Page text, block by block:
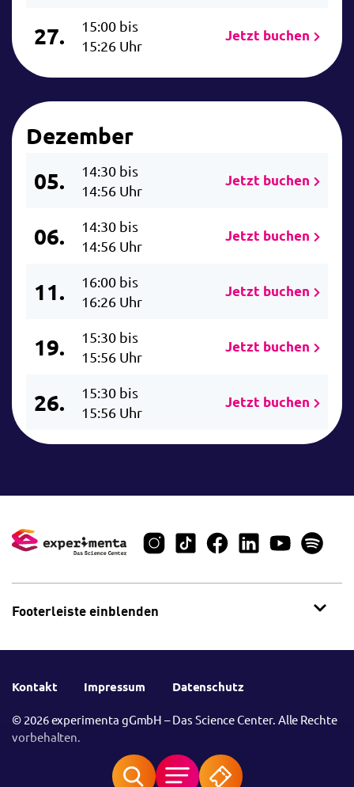
27.
15:00 bis
15:26 Uhr
Jetzt buchen
Dezember
05.
14:30 bis
14:56 Uhr
Jetzt buchen
06.
14:30 bis
14:56 Uhr
Jetzt buchen
11.
16:00 bis
16:26 Uhr
Jetzt buchen
19.
15:30 bis
15:56 Uhr
Jetzt buchen
26.
15:30 bis
15:56 Uhr
Jetzt buchen
Footerleiste einblenden
Kontakt Impressum Datenschutz
© 2026 experimenta gGmbH – Das Science Center. Alle Rechte
vorbehalten.